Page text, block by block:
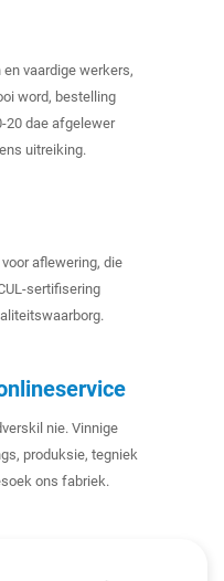
vaardige werkers,
word, bestelling
20 dae afgelewer
uitreiking.
aflewering, die
sertifisering
nie. Vinnige
produksie, tegniek
ons fabriek.